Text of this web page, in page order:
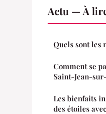
Actu — À
Quels sont les
Comment se
Saint-Jean-
Les bienfaits
des étoiles